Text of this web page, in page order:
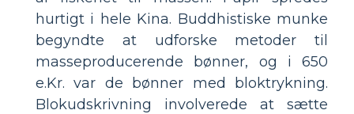
hurtigt i hele Kina. Buddhistiske munke
begyndte at udforske metoder til
masseproducerende bønner, og i 650
e.Kr. var de bønner med bloktrykning.
Blokudskrivning involverede at sætte